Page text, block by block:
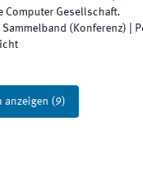
Computer Gesellschaft.
(Konferenz) |
anzeigen (9)